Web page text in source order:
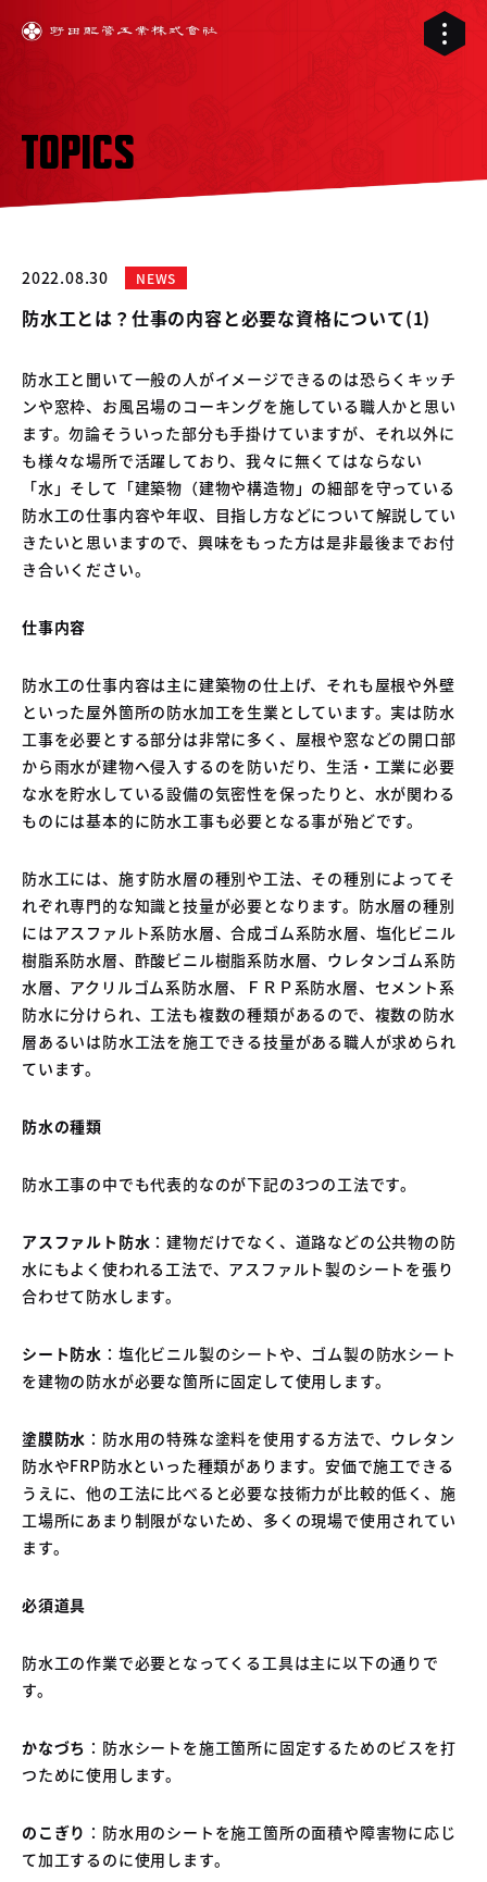
01
02
配管工事
03 RELIVE
04 中古車買取販売テンペスト
05 NOJ岡山店
TOPICS
2022.08.30 NEWS
防水工とは？仕事の内容と必要な資格について(1)
防水工と聞いて一般の人がイメージできるのは恐らくキッチ
ンや窓枠、お風呂場のコーキングを施している職人かと思い
ます。勿論そういった部分も手掛けていますが、それ以外に
も様々な場所で活躍しており、我々に無くてはならない
「水」そして「建築物（建物や構造物」の細部を守っている
防水工の仕事内容や年収、目指し方などについて解説してい
きたいと思いますので、興味をもった方は是非最後までお付
き合いください。
仕事内容
防水工の仕事内容は主に建築物の仕上げ、それも屋根や外壁
といった屋外箇所の防水加工を生業としています。実は防水
工事を必要とする部分は非常に多く、屋根や窓などの開口部
から雨水が建物へ侵入するのを防いだり、生活・工業に必要
な水を貯水している設備の気密性を保ったりと、水が関わる
ものには基本的に防水工事も必要となる事が殆どです。
防水工には、施す防水層の種別や工法、その種別によってそ
れぞれ専門的な知識と技量が必要となります。防水層の種別
にはアスファルト系防水層、合成ゴム系防水層、塩化ビニル
樹脂系防水層、酢酸ビニル樹脂系防水層、ウレタンゴム系防
水層、アクリルゴム系防水層、ＦＲＰ系防水層、セメント系
防水に分けられ、工法も複数の種類があるので、複数の防水
層あるいは防水工法を施工できる技量がある職人が求められ
ています。
防水の種類
防水工事の中でも代表的なのが下記の3つの工法です。
アスファルト防水 ：建物だけでなく、道路などの公共物の防
水にもよく使われる工法で、アスファルト製のシートを張り
合わせて防水します。
シート防水 ：塩化ビニル製のシートや、ゴム製の防水シート
を建物の防水が必要な箇所に固定して使用します。
塗膜防水 ：防水用の特殊な塗料を使用する方法で、ウレタン
防水やFRP防水といった種類があります。安価で施工できる
うえに、他の工法に比べると必要な技術力が比較的低く、施
工場所にあまり制限がないため、多くの現場で使用されてい
ます。
必須道具
防水工の作業で必要となってくる工具は主に以下の通りで
す。
かなづち ：防水シートを施工箇所に固定するためのビスを打
つために使用します。
のこぎり ：防水用のシートを施工箇所の面積や障害物に応じ
て加工するのに使用します。